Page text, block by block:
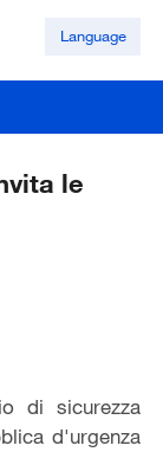
Language
le
di sicurezza
d'urgenza